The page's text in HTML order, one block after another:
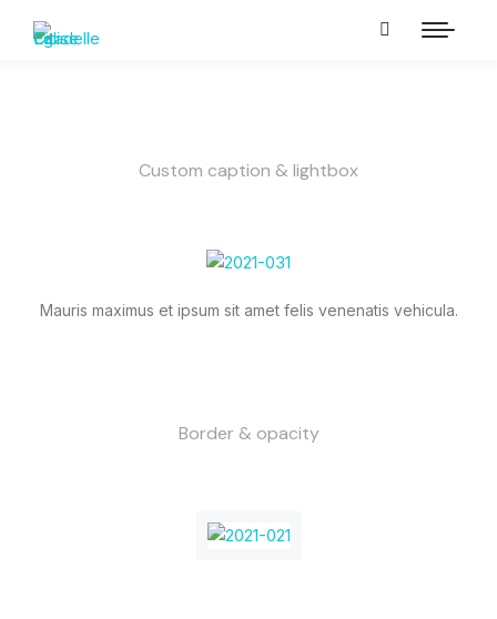
Custom caption & lightbox
Mauris maximus et ipsum sit amet felis venenatis vehicula.
Border & opacity